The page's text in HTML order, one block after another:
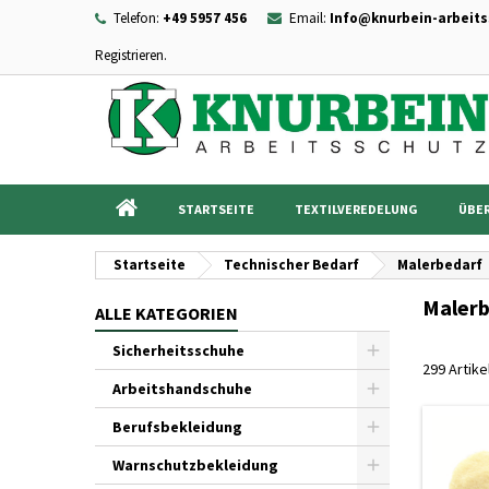
Telefon: +49 5957 456 Email: Info@knurbein-
Registrieren.
STARTSEITE TEXTILVEREDELUNG
Startseite Technischer Bedarf Malerbedarf
ALLE KATEGORIEN
Sicherheitsschuhe
Arbeitshandschuhe
Berufsbekleidung
Warnschutzbekleidung
299
add_circle_outline